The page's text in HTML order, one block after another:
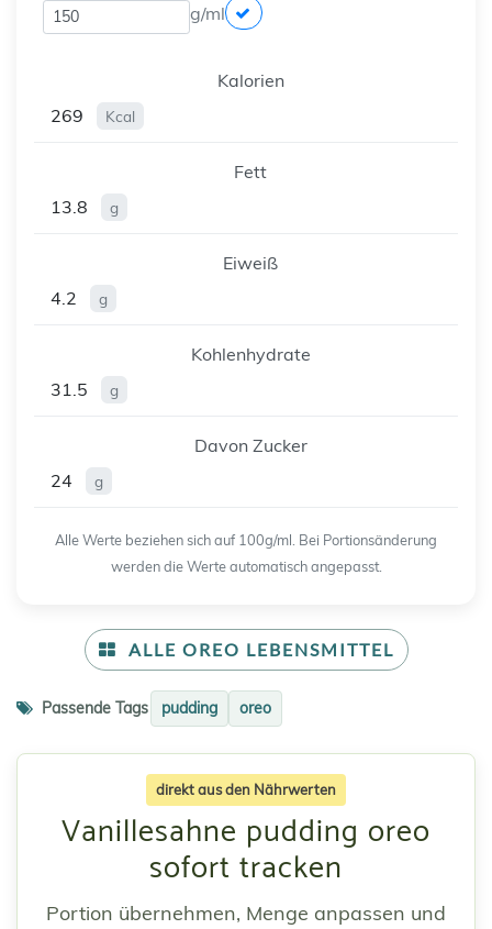
g/ml
Kalorien
269
Kcal
Fett
13.8
g
Eiweiß
4.2
g
Kohlenhydrate
31.5
g
Davon Zucker
24
g
Alle Werte beziehen sich auf 100g/ml. Bei Portionsänderung
werden die Werte automatisch angepasst.
ALLE OREO LEBENSMITTEL
Passende Tags pudding oreo
direkt aus den Nährwerten
Vanillesahne pudding oreo
sofort tracken
Portion übernehmen, Menge anpassen und